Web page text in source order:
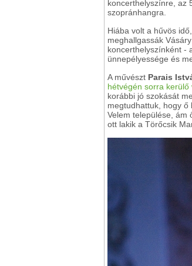
koncerthelyszínre, az
szopránhangra.
Hiába volt a hűvös
meghallgassák
koncerthelyszínként -
ünnepélyessége és
A művészt Parais
hétvégén sorra
korábbi jó szokását
megtudhattuk, hogy ő
Velem települése, ám
ott lakik a Törőcsik